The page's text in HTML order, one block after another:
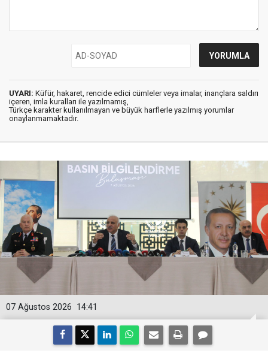
UYARI: Küfür, hakaret, rencide edici cümleler veya imalar, inançlara saldırı
içeren, imla kuralları ile yazılmamış,
Türkçe karakter kullanılmayan ve büyük harflerle yazılmış yorumlar
onaylanmamaktadır.
14:41
07 Ağustos 2026